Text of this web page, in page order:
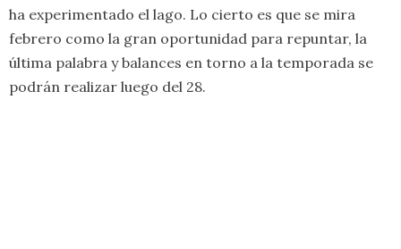
ha experimentado el lago. Lo cierto es que se mira
febrero como la gran oportunidad para repuntar, la
última palabra y balances en torno a la temporada se
podrán realizar luego del 28.